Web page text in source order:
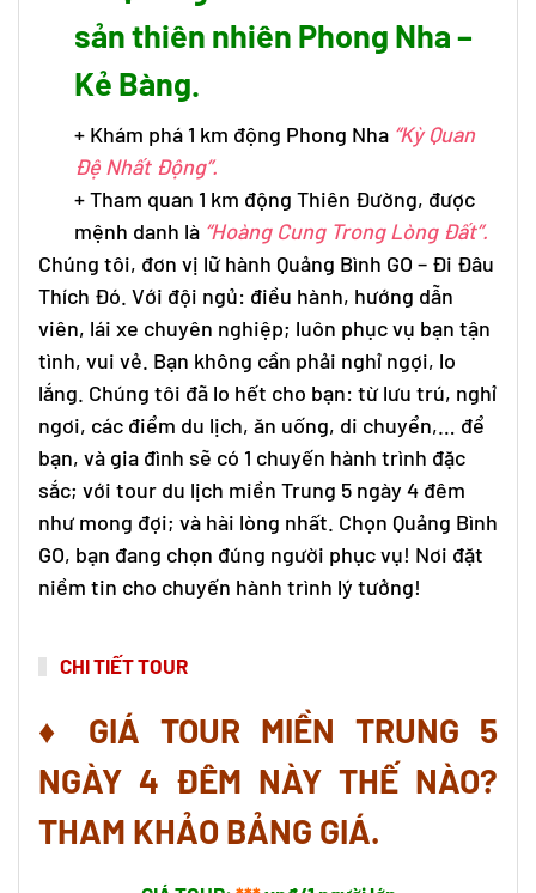
sản thiên nhiên Phong Nha –
Kẻ Bàng.
+ Khám phá 1 km động Phong Nha “Kỳ Quan
Đệ Nhất Động”.
+ Tham quan 1 km động Thiên Đường, được
mệnh danh là “Hoàng Cung Trong Lòng Đất”.
Chúng tôi, đơn vị lữ hành Quảng Bình GO – Đi Đâu
Thích Đó. Với đội ngủ: điều hành, hướng dẫn
viên, lái xe chuyên nghiệp; luôn phục vụ bạn tận
tình, vui vẻ. Bạn không cần phải nghỉ ngợi, lo
lắng. Chúng tôi đã lo hết cho bạn: từ lưu trú, nghỉ
ngơi, các điểm du lịch, ăn uống, di chuyển,… để
bạn, và gia đình sẽ có 1 chuyến hành trình đặc
sắc; với tour du lịch miền Trung 5 ngày 4 đêm
như mong đợi; và hài lòng nhất. Chọn Quảng Bình
GO, bạn đang chọn đúng người phục vụ! Nơi đặt
niềm tin cho chuyến hành trình lý tưởng!
CHI TIẾT TOUR
♦ GIÁ TOUR MIỀN TRUNG 5
NGÀY 4 ĐÊM NÀY THẾ NÀO?
THAM KHẢO BẢNG GIÁ.